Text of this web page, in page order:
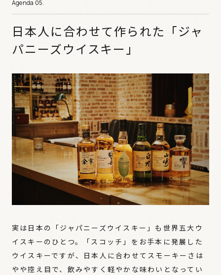
日本人に合わせて作られた「ジャ
パニーズウイスキー」
実は日本の「ジャパニーズウイスキー」も世界五大ウ
イスキーのひとつ。「スコッチ」をお手本に発展した
ウイスキーですが、日本人に合わせてスモーキーさは
やや控え目で、飲みやすく軽やかな味わいとなってい